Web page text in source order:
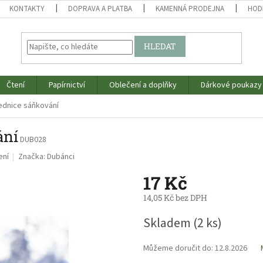
KONTAKTY DOPRAVA A PLATBA KAMENNÁ PRODEJNA
HLEDAT
Čtení Papírnictví Oblečení a doplňky Dárkové poukazy
sáňkování
DUB028
Značka:Dubánci
17 Kč
14,05 Kč bez DPH
cena:
Skladem (2 ks)
Můžeme doručit do: 12.8.2026